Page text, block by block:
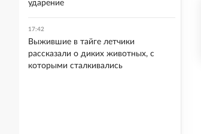
ударение
17:42
Выжившие в тайге летчики
рассказали о диких животных, с
которыми сталкивались